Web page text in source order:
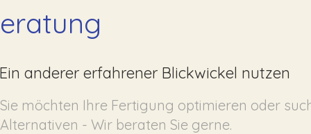
Ein anderer erfahrener Blickwickel nutzen
Sie möchten Ihre Fertigung optimieren oder
Alternativen - Wir beraten Sie gerne.